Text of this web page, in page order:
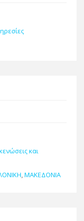
και
,ΜΑΚΕΔΟΝΙΑ